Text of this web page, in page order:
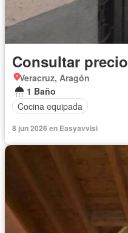
Consultar precio
Veracruz, Aragón
1 Baño
Cocina equipada
8 jun 2026 en Easyavvisi